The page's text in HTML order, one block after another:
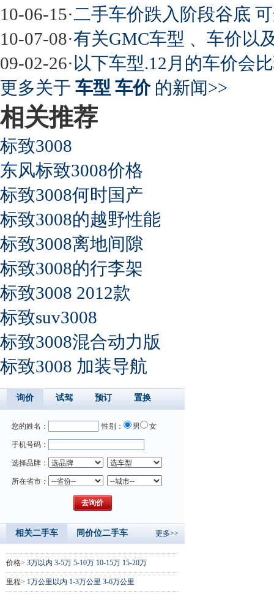
10-06-15·二手车价跌入阶段谷底
10-07-08·有关GMC车型 、车价以
09-02-26· 以下车型.12月的车价会
更多关于 车型 车价的新闻>>
相关推荐
标致3008
东风标致3008价格
标致3008何时国产
标致3008的越野性能
标致3008离地间隙
标致3008的行李架
标致3008 2012款
标致suv3008
标致3008混合动力版
标致3008 加装导航
询价 试驾 预订 置换
您的姓名： 性别： 男 女
手机号码：
选择品牌：
所在省市：
相关二手车 同价位二手车 更多>>
价格> 3万以内 3-5万 5-10万 10-15万 15-20万
里程> 1万公里以内 1-3万公里 3-6万公里